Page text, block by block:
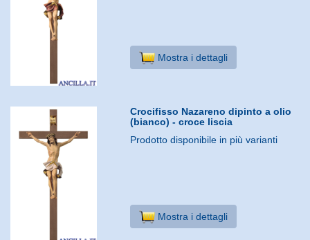
Mostra i dettagli
Crocifisso Nazareno dipinto a olio
(bianco) - croce liscia
Prodotto disponibile in più varianti
Mostra i dettagli